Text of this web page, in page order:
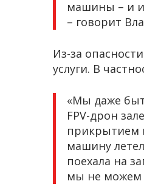
машины – и
– говорит
Из-за
услуги. В
«Мы даже
FPV-дрон
прикрытием
машину
поехала на
мы не можем